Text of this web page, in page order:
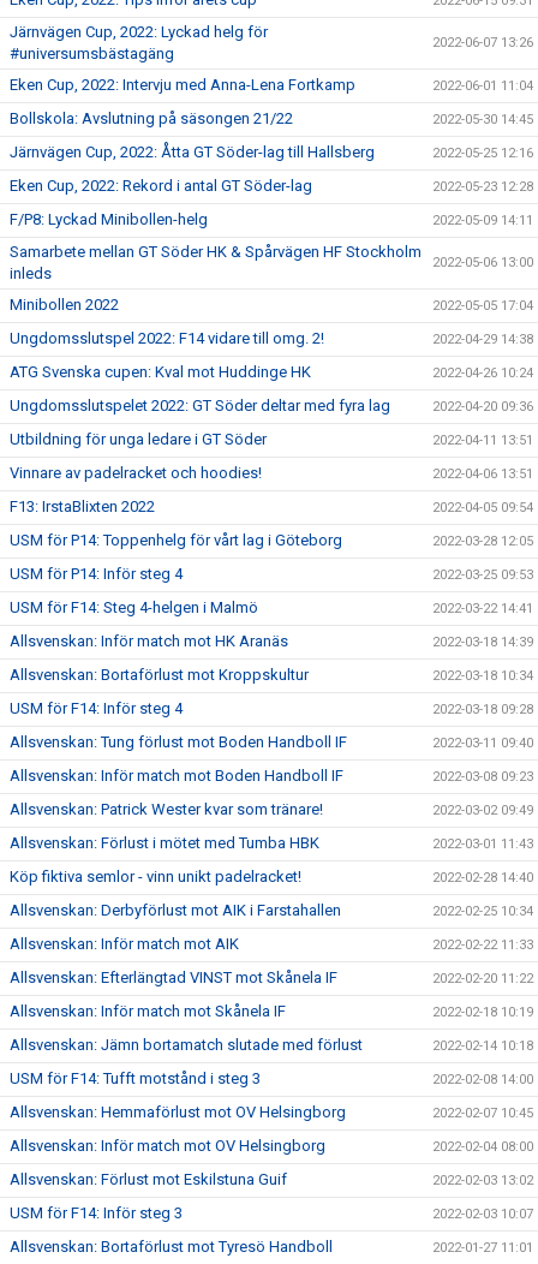
Järnvägen Cup, 2022: Lyckad helg för
#universumsbästagäng
2022-06-07 13:26
Eken Cup, 2022: Intervju med Anna-Lena Fortkamp 2022-06-01 11:04
Bollskola: Avslutning på säsongen 21/22 2022-05-30 14:45
Järnvägen Cup, 2022: Åtta GT Söder-lag till Hallsberg 2022-05-25 12:16
Eken Cup, 2022: Rekord i antal GT Söder-lag 2022-05-23 12:28
F/P8: Lyckad Minibollen-helg 2022-05-09 14:11
Samarbete mellan GT Söder HK & Spårvägen HF Stockholm
inleds
2022-05-06 13:00
Minibollen 2022 2022-05-05 17:04
Ungdomsslutspel 2022: F14 vidare till omg. 2! 2022-04-29 14:38
ATG Svenska cupen: Kval mot Huddinge HK 2022-04-26 10:24
Ungdomsslutspelet 2022: GT Söder deltar med fyra lag 2022-04-20 09:36
Utbildning för unga ledare i GT Söder 2022-04-11 13:51
Vinnare av padelracket och hoodies! 2022-04-06 13:51
F13: IrstaBlixten 2022 2022-04-05 09:54
USM för P14: Toppenhelg för vårt lag i Göteborg 2022-03-28 12:05
USM för P14: Inför steg 4 2022-03-25 09:53
USM för F14: Steg 4-helgen i Malmö 2022-03-22 14:41
Allsvenskan: Inför match mot HK Aranäs 2022-03-18 14:39
Allsvenskan: Bortaförlust mot Kroppskultur 2022-03-18 10:34
USM för F14: Inför steg 4 2022-03-18 09:28
Allsvenskan: Tung förlust mot Boden Handboll IF 2022-03-11 09:40
Allsvenskan: Inför match mot Boden Handboll IF 2022-03-08 09:23
Allsvenskan: Patrick Wester kvar som tränare! 2022-03-02 09:49
Allsvenskan: Förlust i mötet med Tumba HBK 2022-03-01 11:43
Köp fiktiva semlor - vinn unikt padelracket! 2022-02-28 14:40
Allsvenskan: Derbyförlust mot AIK i Farstahallen 2022-02-25 10:34
Allsvenskan: Inför match mot AIK 2022-02-22 11:33
Allsvenskan: Efterlängtad VINST mot Skånela IF 2022-02-20 11:22
Allsvenskan: Inför match mot Skånela IF 2022-02-18 10:19
Allsvenskan: Jämn bortamatch slutade med förlust 2022-02-14 10:18
USM för F14: Tufft motstånd i steg 3 2022-02-08 14:00
Allsvenskan: Hemmaförlust mot OV Helsingborg 2022-02-07 10:45
Allsvenskan: Inför match mot OV Helsingborg 2022-02-04 08:00
Allsvenskan: Förlust mot Eskilstuna Guif 2022-02-03 13:02
USM för F14: Inför steg 3 2022-02-03 10:07
Allsvenskan: Bortaförlust mot Tyresö Handboll 2022-01-27 11:01